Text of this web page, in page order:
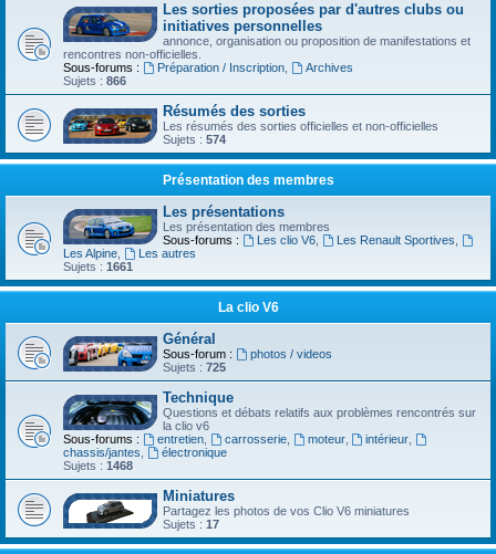
Les sorties proposées par d'autres clubs ou
initiatives personnelles
annonce, organisation ou proposition de manifestations et
rencontres non-officielles.
Sous-forums :
Préparation / Inscription,
Archives
Sujets : 866
Résumés des sorties
Les résumés des sorties officielles et non-officielles
Sujets : 574
Présentation des membres
Les présentations
Les présentation des membres
Sous-forums :
Les clio V6, Les Renault Sportives,
Les Alpine,
Les autres
Sujets : 1661
La clio V6
Général
Sous-forum :
photos / videos
Sujets : 725
Technique
Questions et débats relatifs aux problèmes rencontrés sur
la clio v6
Sous-forums :
entretien, carrosserie, moteur, intérieur,
chassis/jantes,
électronique
Sujets : 1468
Miniatures
Partagez les photos de vos Clio V6 miniatures
Sujets : 17